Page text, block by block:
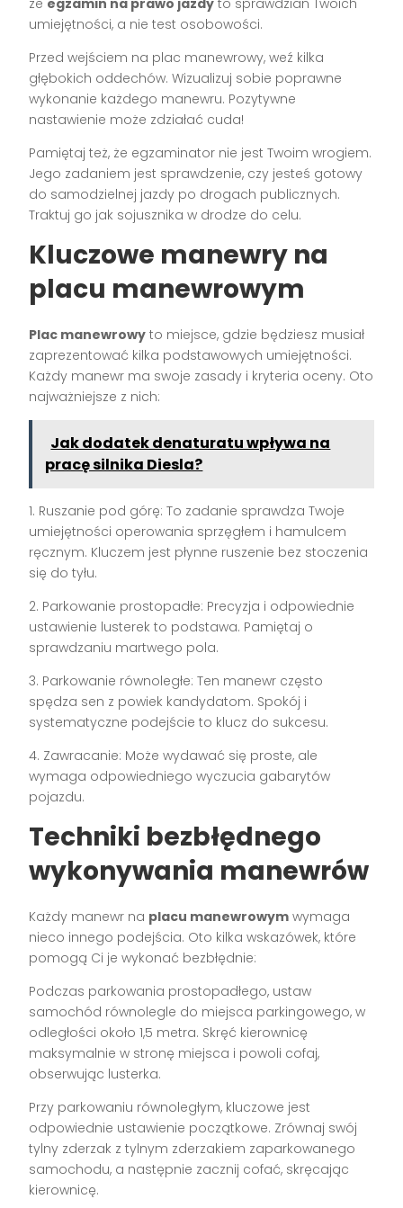
że egzamin na prawo jazdy to sprawdzian Twoich
umiejętności, a nie test osobowości.
Przed wejściem na plac manewrowy, weź kilka
głębokich oddechów. Wizualizuj sobie poprawne
wykonanie każdego manewru. Pozytywne
nastawienie może zdziałać cuda!
Pamiętaj też, że egzaminator nie jest Twoim wrogiem.
Jego zadaniem jest sprawdzenie, czy jesteś gotowy
do samodzielnej jazdy po drogach publicznych.
Traktuj go jak sojusznika w drodze do celu.
Kluczowe manewry na
placu manewrowym
Plac manewrowy to miejsce, gdzie będziesz musiał
zaprezentować kilka podstawowych umiejętności.
Każdy manewr ma swoje zasady i kryteria oceny. Oto
najważniejsze z nich:
Jak dodatek denaturatu wpływa na
pracę silnika Diesla?
1. Ruszanie pod górę: To zadanie sprawdza Twoje
umiejętności operowania sprzęgłem i hamulcem
ręcznym. Kluczem jest płynne ruszenie bez stoczenia
się do tyłu.
2. Parkowanie prostopadłe: Precyzja i odpowiednie
ustawienie lusterek to podstawa. Pamiętaj o
sprawdzaniu martwego pola.
3. Parkowanie równoległe: Ten manewr często
spędza sen z powiek kandydatom. Spokój i
systematyczne podejście to klucz do sukcesu.
4. Zawracanie: Może wydawać się proste, ale
wymaga odpowiedniego wyczucia gabarytów
pojazdu.
Techniki bezbłędnego
wykonywania manewrów
Każdy manewr na placu manewrowym wymaga
nieco innego podejścia. Oto kilka wskazówek, które
pomogą Ci je wykonać bezbłędnie:
Podczas parkowania prostopadłego, ustaw
samochód równolegle do miejsca parkingowego, w
odległości około 1,5 metra. Skręć kierownicę
maksymalnie w stronę miejsca i powoli cofaj,
obserwując lusterka.
Przy parkowaniu równoległym, kluczowe jest
odpowiednie ustawienie początkowe. Zrównaj swój
tylny zderzak z tylnym zderzakiem zaparkowanego
samochodu, a następnie zacznij cofać, skręcając
kierownicę.